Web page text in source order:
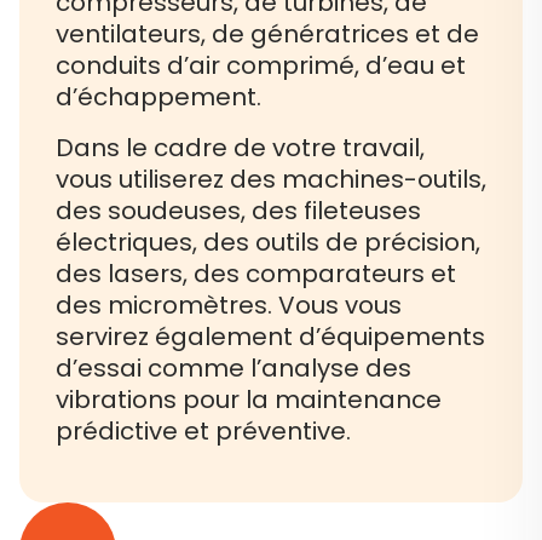
ventilateurs, de génératrices et de
conduits d’air comprimé, d’eau et
d’échappement.
Dans le cadre de votre travail,
vous utiliserez des machines-outils,
des soudeuses, des fileteuses
électriques, des outils de précision,
des lasers, des comparateurs et
des micromètres. Vous vous
servirez également d’équipements
d’essai comme l’analyse des
vibrations pour la maintenance
prédictive et préventive.